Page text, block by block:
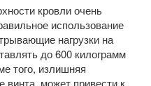
кровли очень
использование
нагрузки на
до 600 килограмм
того, излишняя
винта, может привести к